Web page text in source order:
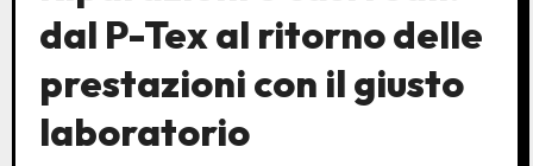
dal P-Tex al ritorno delle
prestazioni con il giusto
laboratorio